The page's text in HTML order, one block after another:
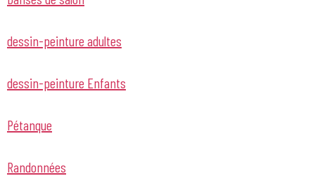
dessin-peinture adultes
dessin-peinture Enfants
Pétanque
Randonnées